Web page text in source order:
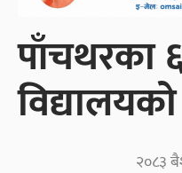
पाँचथरका
२०८३